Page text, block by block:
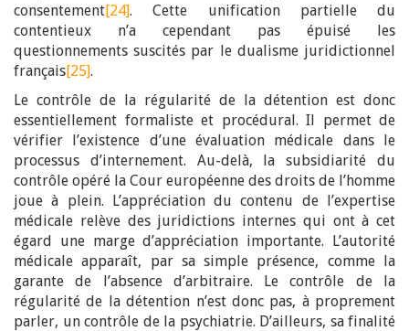
consentement[24]. Cette unification partielle du
contentieux n’a cependant pas épuisé les
questionnements suscités par le dualisme juridictionnel
français[25].
Le contrôle de la régularité de la détention est donc
essentiellement formaliste et procédural. Il permet de
vérifier l’existence d’une évaluation médicale dans le
processus d’internement. Au-delà, la subsidiarité du
contrôle opéré la Cour européenne des droits de l’homme
joue à plein. L’appréciation du contenu de l’expertise
médicale relève des juridictions internes qui ont à cet
égard une marge d’appréciation importante. L’autorité
médicale apparaît, par sa simple présence, comme la
garante de l’absence d’arbitraire. Le contrôle de la
régularité de la détention n’est donc pas, à proprement
parler, un contrôle de la psychiatrie. D’ailleurs, sa finalité